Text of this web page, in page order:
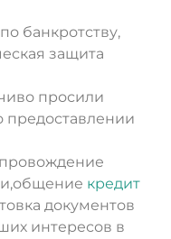
банкротству,
защита
просили
предоставлении
кредит
документов
интересов в